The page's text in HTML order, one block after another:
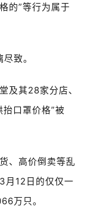
的”等行为属于
致。
及其28家分店、
口罩价格”被
、高价倒卖等乱
月12日的仅仅一
万只。